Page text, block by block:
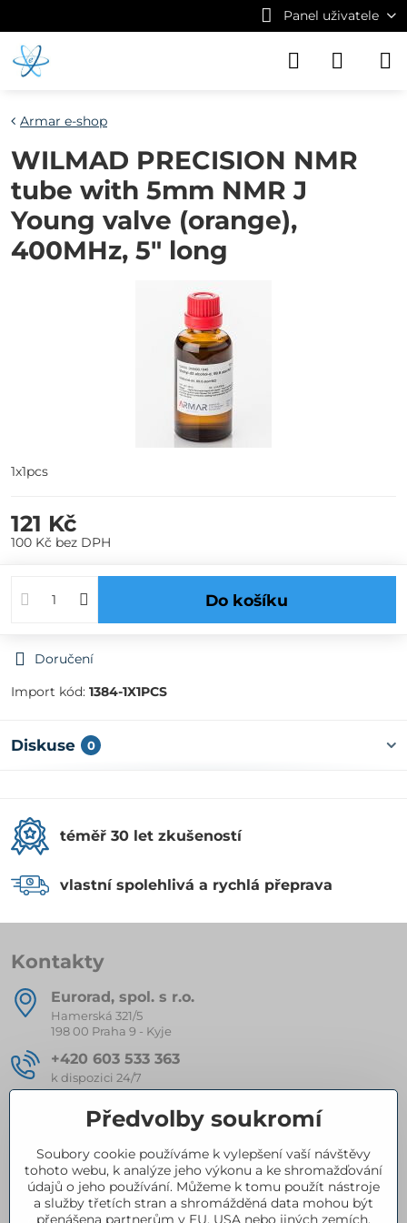
Panel uživatele
Armar e-shop
WILMAD PRECISION NMR
tube with 5mm NMR J
Young valve (orange),
400MHz, 5" long
1x1pcs
121 Kč
100 Kč bez DPH
Do košíku
Doručení
Import kód: 1384-1X1PCS
Diskuse 0
téměř 30 let zkušeností
vlastní spolehlivá a rychlá přeprava
Kontakty
Eurorad, spol​. s r​.o​.
Hamerská 321/5
198 00 Praha 9 - Kyje
+420 603 533 363
k dispozici 24/7
eurorad​@seznam​.cz
Kompletní nabídka produktů
Předvolby soukromí
Soubory cookie používáme k vylepšení vaší návštěvy
tohoto webu, k analýze jeho výkonu a ke shromažďování
údajů o jeho používání. Můžeme k tomu použít nástroje
a služby třetích stran a shromážděná data mohou být
přenášena partnerům v EU, USA nebo jiných zemích.